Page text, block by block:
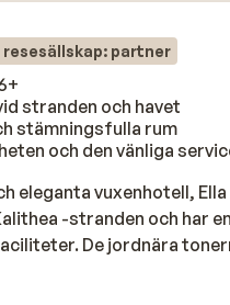
partner
stranden och havet
stämningsfulla rum
och den vänliga
eleganta vuxenhotell, Ella
-stranden och har
De jordnära
skapar en varm